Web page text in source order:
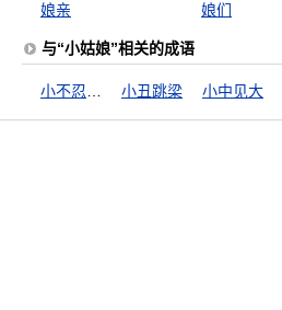
娘亲
娘们
与“小姑娘”相关的成语
小丑跳梁 小中见大